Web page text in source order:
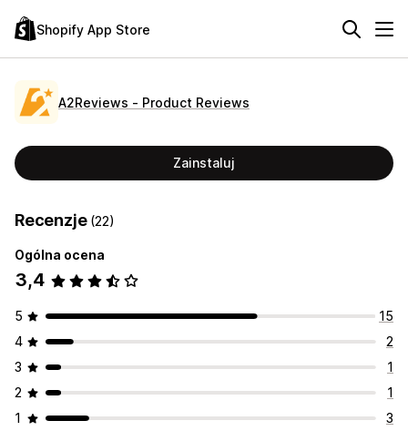
Shopify App Store
A2Reviews ‑ Product Reviews
Zainstaluj
Recenzje (22)
Ogólna ocena
3,4
5
15
4
2
3
1
2
1
1
3